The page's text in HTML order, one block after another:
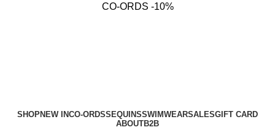
CO-ORDS -10%
SHOPNEW INCO-ORDSSEQUINSSWIMWEARSALESGIFT CARD
ABOUTB2B